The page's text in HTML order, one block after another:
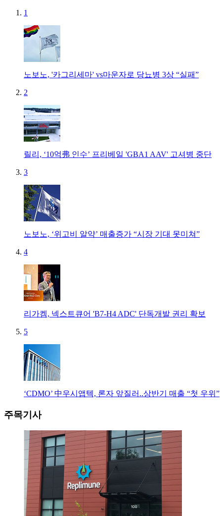
1
노보노, '카그리세마' vs마운자로 당뇨병 3상 “실패”
2
릴리, ‘10억弗 인수’ 프리베일 'GBA1 AAV' 고셔병 중단
3
노보노, ‘위고비 알약’ 매출증가 “시장 기대 못미쳐”
4
리가켐, 넥스트큐어 'B7-H4 ADC' 단독개발 권리 확보
5
‘CDMO’ 中우시앱텍, 론자 앞질러..상반기 매출 “첫 우위”
주목기사